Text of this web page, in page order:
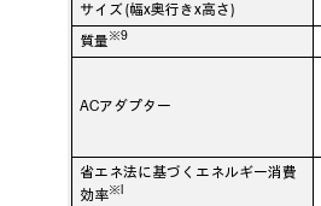
サイズ (幅x奥行きx高さ)
質量※9
ACアダプター
省エネ法に基づくエネルギー消費
効率※I